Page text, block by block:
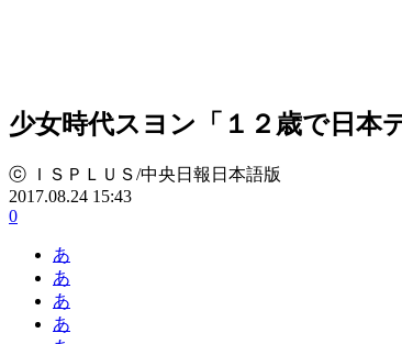
少女時代スヨン「１２歳で日本
ⓒ ＩＳＰＬＵＳ/中央日報日本語版
2017.08.24 15:43
0
あ
あ
あ
あ